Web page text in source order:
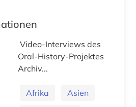
Video-Interviews des
Oral-History-Projektes
Archiv...
Afrika
Asien